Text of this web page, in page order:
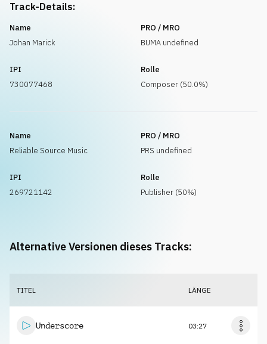
Track-Details:
Name
Johan Marick
PRO / MRO
BUMA undefined
IPI
730077468
Rolle
Composer (50.0%)
Name
Reliable Source Music
PRO / MRO
PRS undefined
IPI
269721142
Rolle
Publisher (50%)
Alternative Versionen dieses Tracks:
TITEL LÄNGE
Underscore 03:27